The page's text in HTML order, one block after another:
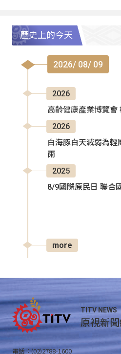
歷史上的今天
2026/ 08/ 09
2026
高齡健康產業博覽會
2026
白海豚白天減弱為
雨
2025
8/9國際原民日 聯合
more
TITV NEWS
原視新
電話：(02)2788-1600